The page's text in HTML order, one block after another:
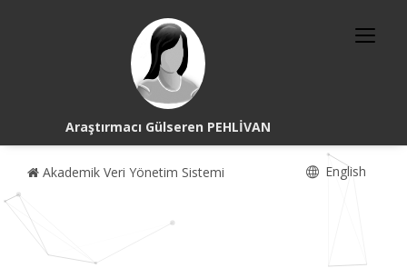
Araştırmacı Gülseren PEHLİVAN
Akademik Veri Yönetim Sistemi English